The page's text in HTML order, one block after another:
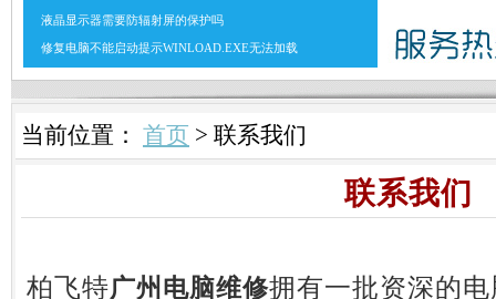
液晶显示器需要防辐射屏的保护吗
修复电脑不能启动提示WINLOAD.EXE无法加载
当前位置： 首页 > 联系我们
联系我们
柏飞特广州电脑维修拥有一批资深的